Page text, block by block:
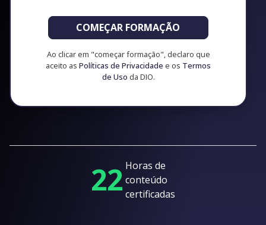
COMEÇAR FORMAÇÃO
Ao clicar em "começar formação", declaro que
aceito as Políticas de Privacidade e os Termos
de Uso da DIO.
22 Horas de
conteúdo
certificadas